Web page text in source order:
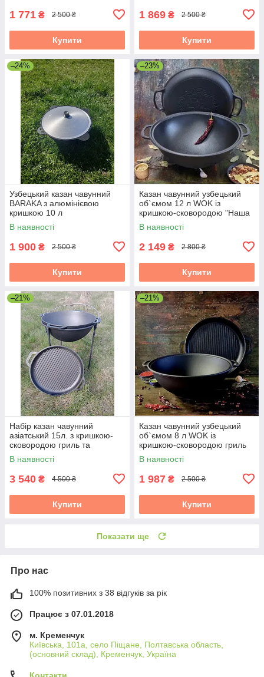
1 771 ₴ 2 500 ₴
Купити
1 869 ₴ 2 500 ₴
Купити
–24%
Узбецький казан чавунний
BARAKA з алюмінієвою
кришкою 10 л
В наявності
1 900 ₴ 2 500 ₴
Купити
–23%
Казан чавунний узбецький
об`ємом 12 л WOK із
кришкою-сковородою "Наша
Майстерня" (товстостінний)
В наявності
2 149 ₴ 2 800 ₴
Купити
–21%
Набір казан чавунний
азіатський 15л. з кришкою-
сковородою гриль та
підставкою Brizoll
В наявності
3 540 ₴ 4 500 ₴
Купити
–21%
Казан чавунний узбецький
об`ємом 8 л WOK із
кришкою-сковородою гриль
"Наша Майстерня"
В наявності
1 987 ₴ 2 500 ₴
Купити
Показати ще
Про нас
100% позитивних з 38 відгуків за рік
Працює з 07.01.2018
м. Кременчук
Київська, 101а, село Піщане, Полтавська область,
(основний склад), Кременчук, Україна